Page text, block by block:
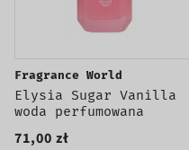
Fragrance World
Elysia Sugar Vanilla
woda perfumowana
71,00 zł